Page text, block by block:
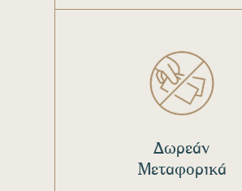
Δωρεάν
Μεταφορικά